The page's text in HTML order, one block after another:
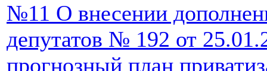
№11 О внесении
депутатов № 192 от
прогнозный план